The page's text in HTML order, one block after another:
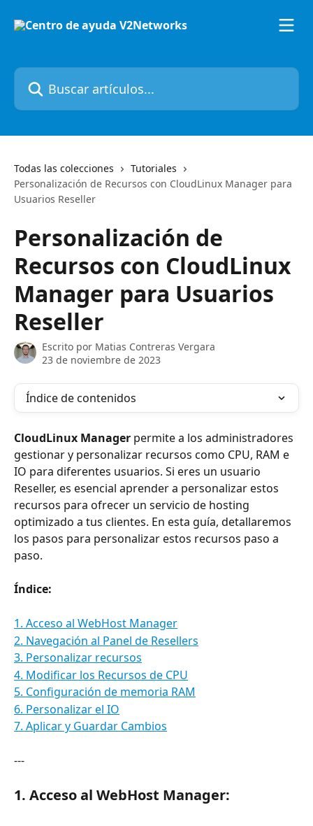
Buscar artículos...
Todas las colecciones
Tutoriales
Personalización de Recursos con CloudLinux Manager para
Usuarios Reseller
Personalización de
Recursos con CloudLinux
Manager para Usuarios
Reseller
Escrito por Matias Contreras Vergara
23 de noviembre de 2023
Índice de contenidos
CloudLinux Manager permite a los administradores
gestionar y personalizar recursos como CPU, RAM e
IO para diferentes usuarios. Si eres un usuario
Reseller, es esencial aprender a personalizar estos
recursos para ofrecer un servicio de hosting
optimizado a tus clientes. En esta guía, detallaremos
los pasos para personalizar estos recursos paso a
paso.
Índice:
1. Acceso al WebHost Manager
2. Navegación al Panel de Resellers
3. Personalizar recursos
4. Modificar los Recursos de CPU
5. Configuración de memoria RAM
6. Personalizar el IO
7. Aplicar y Guardar Cambios
---
1. Acceso al WebHost Manager: